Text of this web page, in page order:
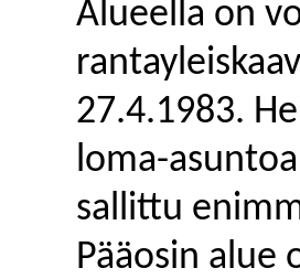
Alueella on
27.4.1983.
loma-
sallittu
Pääosin alue